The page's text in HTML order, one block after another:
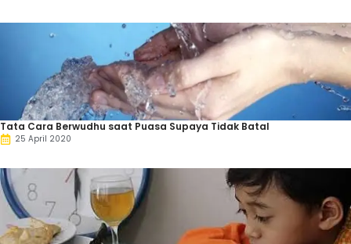
Tata Cara Berwudhu saat Puasa Supaya Tidak Batal
25 April 2020